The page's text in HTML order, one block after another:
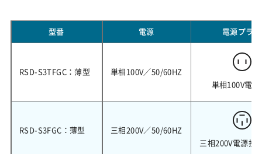
型番 電源 電源プラグ
RSD-S3TFGC：薄型
単相100V／50/60HZ
単相100V電源
RSD-S3FGC：薄型
三相200V／50/60HZ
三相200V電源接